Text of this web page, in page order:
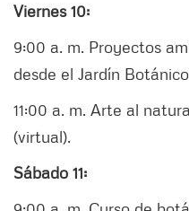
Viernes 10:
9:00 a. m. Proyectos
desde el Jardín
11:00 a. m. Arte al
(virtual).
Sábado 11: